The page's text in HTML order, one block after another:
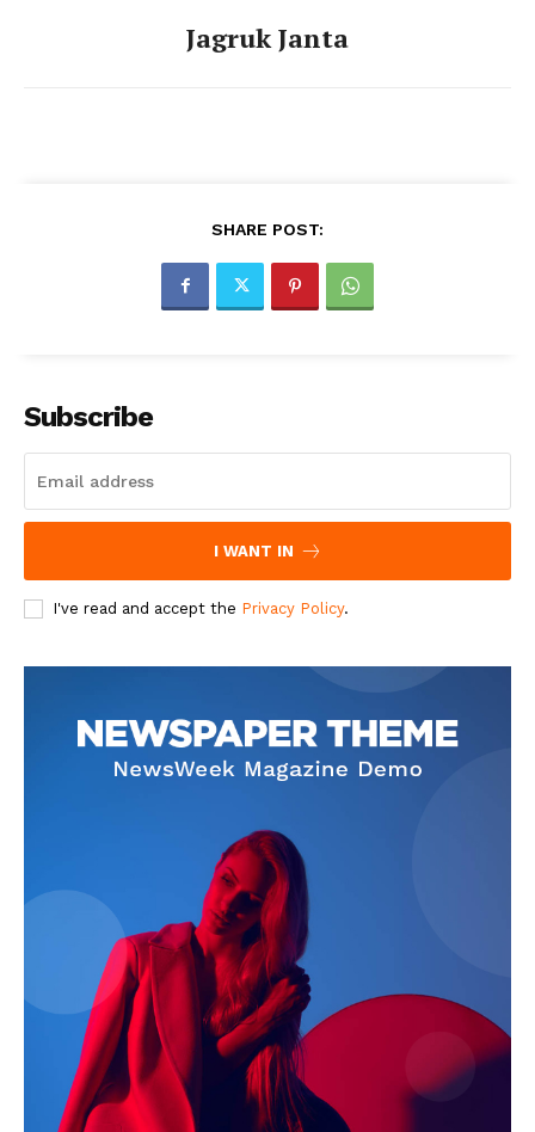
Jagruk Janta
SHARE POST:
Subscribe
I WANT IN
I've read and accept the Privacy Policy.